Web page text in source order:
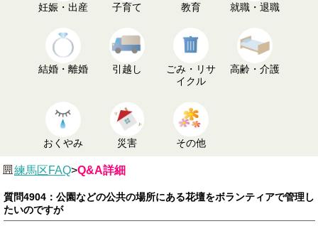
妊娠・出産 子育て 教育 就職・退職
結婚・離婚 引越し
ごみ・リサ
イクル
高齢・介護
おくやみ 災害 その他
練馬区FAQ>Q&A詳細
質問4904：公園などの公共の場所にある花壇をボランティアで管理し
たいのですが